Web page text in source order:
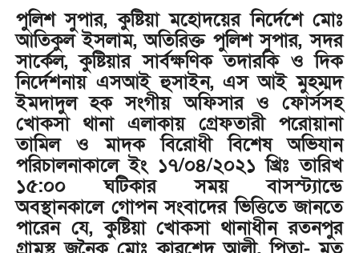
পুলিশ সুপার, কুষ্টিয়া মহোদয়ের নির্দেশে মোঃ
আতিকুল ইসলাম, অতিরিক্ত পুলিশ সুপার, সদর
সার্কেল, কুষ্টিয়ার সার্বক্ষণিক তদারকি ও দিক
নির্দেশনায় এসআই হুসাইন, এস আই মুহম্মদ
ইমদাদুল হক সংগীয় অফিসার ও ফোর্সসহ
খোকসা থানা এলাকায় গ্রেফতারী পরোয়ানা
তামিল ও মাদক বিরোধী বিশেষ অভিযান
পরিচালনাকালে ইং ১৭/০৪/২০২১ খ্রিঃ তারিখ
১৫:০০ ঘটিকার সময় বাসস্ট্যান্ডে
অবস্থানকালে গোপন সংবাদের ভিত্তিতে জানতে
পারেন যে, কুষ্টিয়া খোকসা থানাধীন রতনপুর